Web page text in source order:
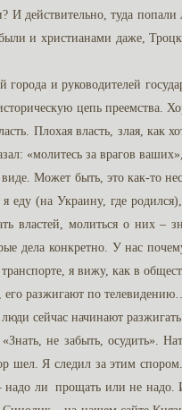
действительно, туда
и христианами даже,
и руководителей
цепь преемства.
Плохая власть, злая, как
«молитесь за врагов
Может быть, это как-то
еду (на Украину, где
властей, молиться о них –
дела конкретно. У нас
я вижу, как в
его разжигают по
сейчас начинают
не забыть, осудить».
шел. Я следил за этим
ли прощать или не надо.